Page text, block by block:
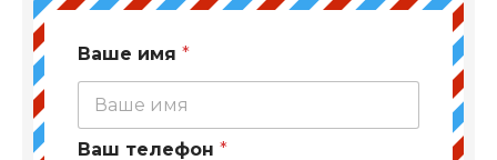
Ваше имя *
Ваш телефон *